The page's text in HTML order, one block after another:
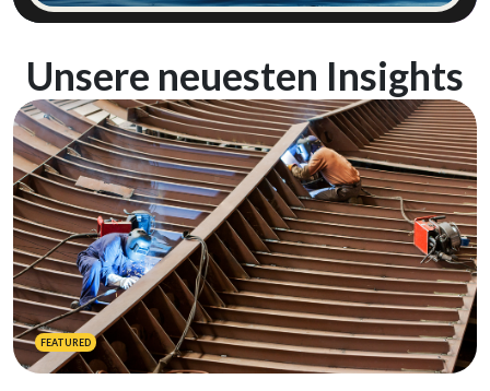
Unsere neuesten Insights
FEATURED